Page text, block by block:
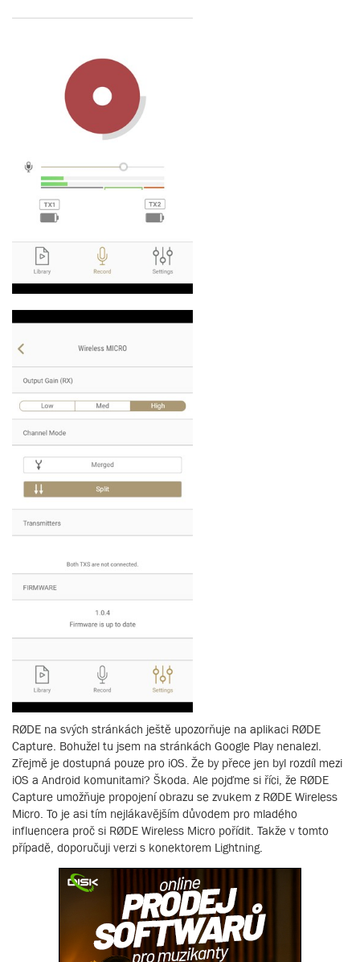
RØDE na svých stránkách ještě upozorňuje na aplikaci RØDE
Capture. Bohužel tu jsem na stránkách Google Play nenalezl.
Zřejmě je dostupná pouze pro iOS. Že by přece jen byl rozdíl mezi
iOS a Android komunitami? Škoda. Ale pojďme si říci, že RØDE
Capture umožňuje propojení obrazu se zvukem z RØDE Wireless
Micro. To je asi tím nejlákavějším důvodem pro mladého
influencera proč si RØDE Wireless Micro pořídit. Takže v tomto
případě, doporučuji verzi s konektorem Lightning.